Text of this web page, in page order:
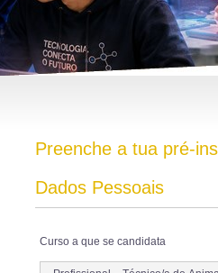
Preenche a tua pré-
Dados Pessoais
Curso a que se candidata